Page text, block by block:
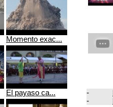
Momento exac...
El payaso ca... -
-